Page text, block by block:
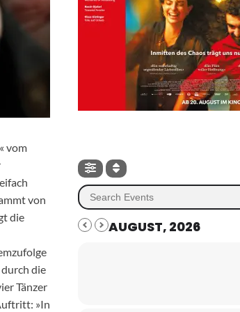
vom
von
die
die
Tänzer
»In
AUGUST, 2026